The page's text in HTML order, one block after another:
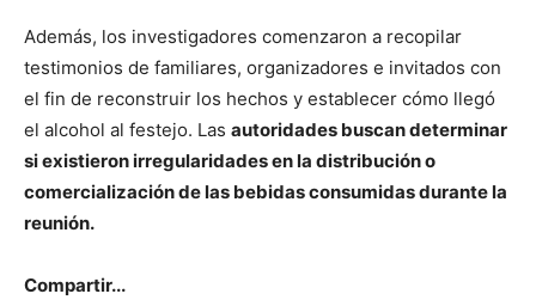
Además, los investigadores comenzaron a recopilar
testimonios de familiares, organizadores e invitados con
el fin de reconstruir los hechos y establecer cómo llegó
el alcohol al festejo. Las autoridades buscan determinar
si existieron irregularidades en la distribución o
comercialización de las bebidas consumidas durante la
reunión.
Compartir...